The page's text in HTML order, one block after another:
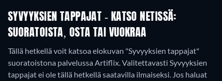
SYVYYKSIEN TAPPAJAT - KATSO NETISSÄ:
SUORATOISTA, OSTA TAI VUOKRAA
Tällä hetkellä voit katsoa elokuvan "Syvyyksien tappajat"
suoratoistona palvelussa Artiflix.Valitettavasti Syvyyksien
tappajat ei ole tällä hetkellä saatavilla ilmaiseksi. Jos haluat